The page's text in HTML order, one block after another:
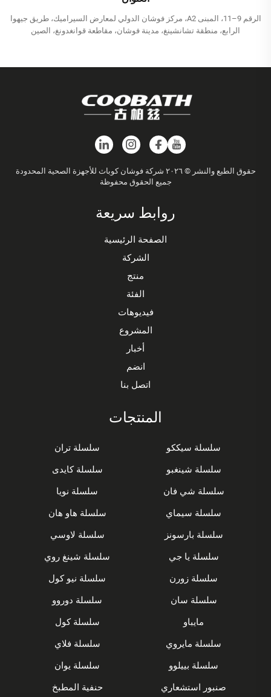
الرقم 9–11، المبنى A2، مركز فوشان الدولي لمعارض السيراميك، طريق جيهوا
الرابع، منطقة تشانشينغ، مدينة فوشان، مقاطعة قوانغدونغ، الصين
حقوق الطبع والنشر © ٢٠٢٦ شركة فوشان كوباث للأجهزة الصحية المحدودة
جميع الحقوق محفوظة
روابط سريعة
الصفحة الرئيسية
الشركة
منتج
الفئة
فيديوهات
المشروع
أخبار
انضم
اتصل بنا
المنتجات
سلسلة سيككو
سلسلة تران
سلسلة شينغبو
سلسلة كايدى
سلسلة شي فان
سلسلة نويا
سلسلة سيماي
سلسلة هاو هان
سلسلة بارسونز
سلسلة لاوسي
سلسلة يا جي
سلسلة شينغ روي
سلسلة زورن
سلسلة نيو كول
سلسلة سان
سلسلة دوروو
مايباو
سلسلة كول
سلسلة مايروي
سلسلة فلاي
سلسلة بييلوو
سلسلة يوان
صنبور استشعاري
حنفية المطبخ